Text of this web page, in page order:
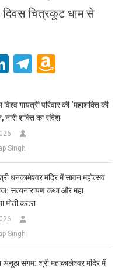
चित्रकूट धाम से
LinkedIn
Telegram
List
गायत्री परिवार की ‘महाशक्ति की
नारी शक्ति का संदेश
Singh
धनकामेश्वर मंदिर में सावन महोत्सव
सत्यनारायण कथा और महा
मोती कटरा
Singh
अनूठा संगम: श्री महाकालेश्वर मंदिर में